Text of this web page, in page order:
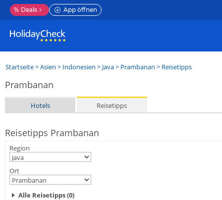
% Deals App öffnen
Startseite>Asien > Indonesien > Java> Prambanan > Reisetipps
Prambanan
Hotels Reisetipps
Reisetipps Prambanan
Region
Ort
Alle Reisetipps (0)